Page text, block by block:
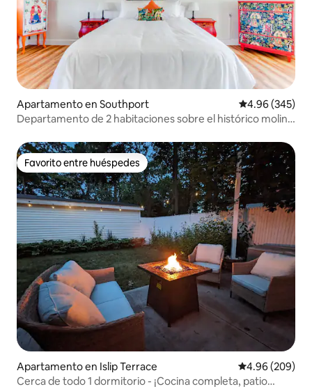
Apartamento en Southport Calificación
4.96 (345)
Departamento de 2 habitaciones sobre el histórico molino
Favorito entre huéspedes
Favorito entre huéspedes
Apartamento en Islip Terrace Calificación
4.96 (209)
Cerca de todo 1 dormitorio - ¡Cocina completa, patio